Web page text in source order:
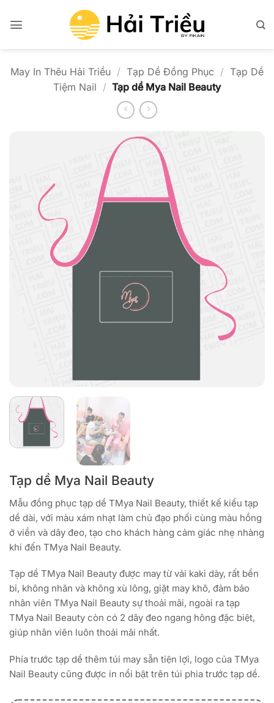
qua
May In Thêu Hải Triều / Tạp Dề Đồng Phục / Tạp Dề
Tiệm Nail / Tạp dề Mya Nail Beauty
Tạp dề Mya Nail Beauty
Mẫu đồng phục tạp dề TMya Nail Beauty, thiết kế kiểu tạp
dề dài, với màu xám nhạt làm chủ đạo phối cùng màu hồng
ở viền và dây đeo, tạo cho khách hàng cảm giác nhẹ nhàng
khi đến TMya Nail Beauty.
Tạp dề TMya Nail Beauty được may từ vải kaki dày, rất bền
bỉ, không nhăn và không xù lông, giặt may khô, đảm bảo
nhân viên TMya Nail Beauty sự thoải mãi, ngoài ra tạp
TMya Nail Beauty còn có 2 dây đeo ngang hông đặc biệt,
giúp nhân viên luôn thoải mãi nhất.
Phía trước tạp dề thêm túi may sẵn tiện lợi, logo của TMya
Nail Beauty cũng được in nổi bật trên túi phia trước tạp dề.